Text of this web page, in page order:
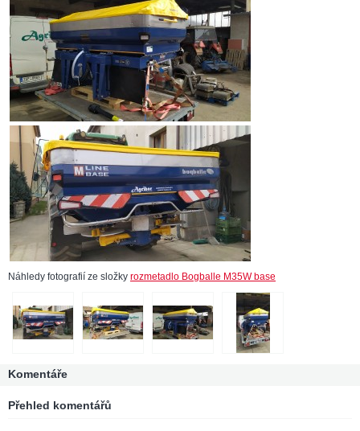
Náhledy fotografií ze složky rozmetadlo Bogballe M35W base
Komentáře
Přehled komentářů